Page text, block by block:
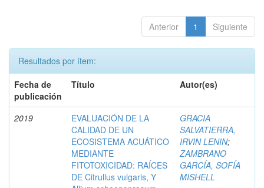
Anterior 1 Siguiente
Resultados por ítem:
Fecha de
publicación
Título Autor(es)
2019
EVALUACIÓN DE LA
CALIDAD DE UN
ECOSISTEMA ACUÁTICO
MEDIANTE
FITOTOXICIDAD: RAÍCES
DE Citrullus vulgaris, Y
GRACIA
SALVATIERRA,
IRVIN LENIN;
ZAMBRANO
GARCÍA, SOFÍA
MISHELL